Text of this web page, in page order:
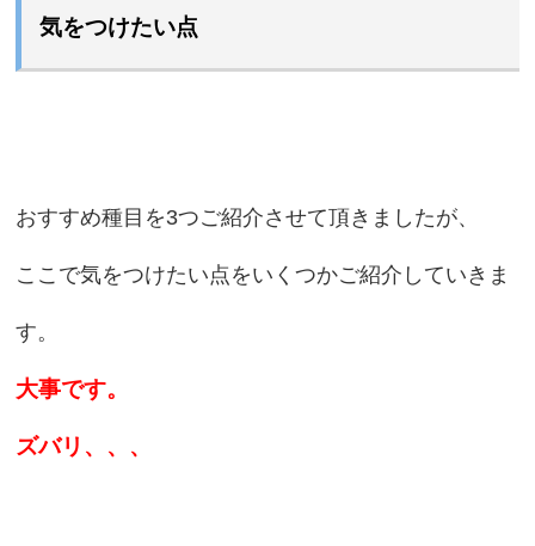
気をつけたい点
おすすめ種目を3つご紹介させて頂きましたが、
ここで気をつけたい点をいくつかご紹介していきま
す。
大事です。
ズバリ、、、